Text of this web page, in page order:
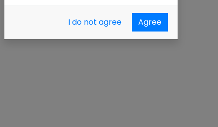
I do not agree Agree